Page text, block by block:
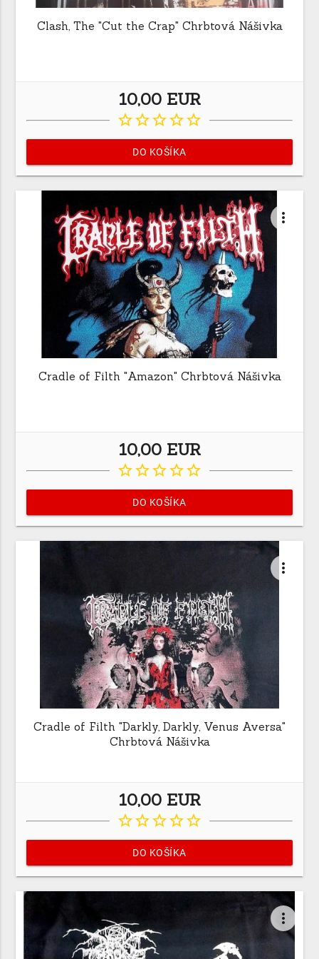
Clash, The "Cut the Crap" Chrbtová Nášivka
10,00 EUR
star_borderstar_borderstar_borderstar_borderstar_border
DO KOŠÍKA
more_vert
Cradle of Filth "Amazon" Chrbtová Nášivka
10,00 EUR
star_borderstar_borderstar_borderstar_borderstar_border
DO KOŠÍKA
more_vert
Cradle of Filth "Darkly, Darkly, Venus Aversa"
Chrbtová Nášivka
10,00 EUR
star_borderstar_borderstar_borderstar_borderstar_border
DO KOŠÍKA
more_vert